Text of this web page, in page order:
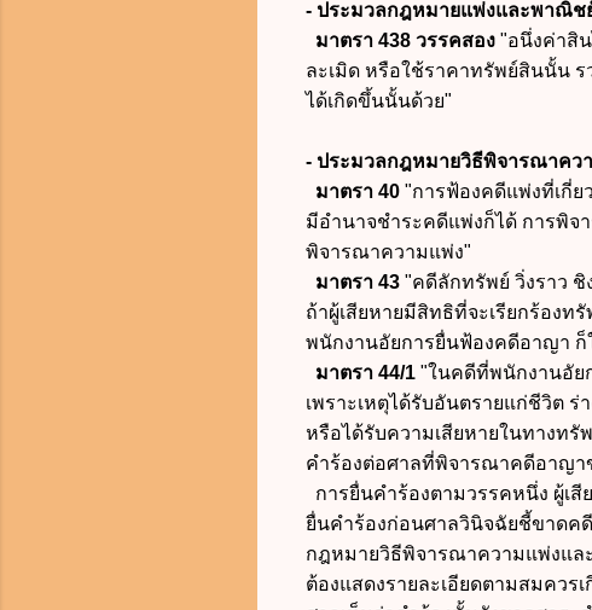
- ประมวลกฎหมายแพ่งและพาณิช
มาตรา 438 วรรคสอง "อนึ่งค่าสิ
ละเมิด หรือใช้ราคาทรัพย์สินนั้น ร
ได้เกิดขึ้นนั้นด้วย"
- ประมวลกฎหมายวิธีพิจารณาคว
มาตรา 40 "การฟ้องคดีแพ่งที่เกี่
มีอำนาจชำระคดีแพ่งก็ได้ การพิ
พิจารณาความแพ่ง"
มาตรา 43 "คดีลักทรัพย์ วิ่งราว
ถ้าผู้เสียหายมีสิทธิที่จะเรียกร้องท
พนักงานอัยการยื่นฟ้องคดีอาญา ก็
มาตรา 44/1 "ในคดีที่พนักงานอัย
เพราะเหตุได้รับอันตรายแก่ชีวิต ร่
หรือได้รับความเสียหายในทางทรั
คำร้องต่อศาลที่พิจารณาคดีอาญ
การยื่นคำร้องตามวรรคหนึ่ง ผู้เ
ยื่นคำร้องก่อนศาลวินิจฉัยชี้ขาดค
กฎหมายวิธีพิจารณาความแพ่งแล
ต้องแสดงรายละเอียดตามสมควร